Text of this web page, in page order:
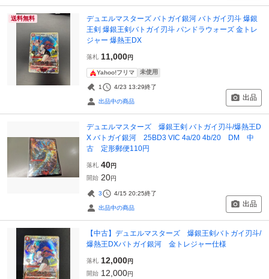
送料無料
デュエルマスターズ バトガイ銀河 バトガイ刃斗 爆銀
王剣 爆銀王剣バトガイ刃斗 パンドラウォーズ 金トレ
ジャー 爆熱王DX
落札 11,000円
Yahoo!フリマ 未使用
1 4/23 13:29終了
出品中の商品 出品
デュエルマスターズ 爆銀王剣 バトガイ刃斗/爆熱王D
X バトガイ銀河 25BD3 VIC 4a/20 4b/20 DM 中
古 定形郵便110円
落札 40円
開始 20円
3 4/15 20:25終了
出品中の商品 出品
【中古】デュエルマスターズ 爆銀王剣バトガイ刃斗/
爆熱王DXバトガイ銀河 金トレジャー仕様
落札 12,000円
開始 12,000円